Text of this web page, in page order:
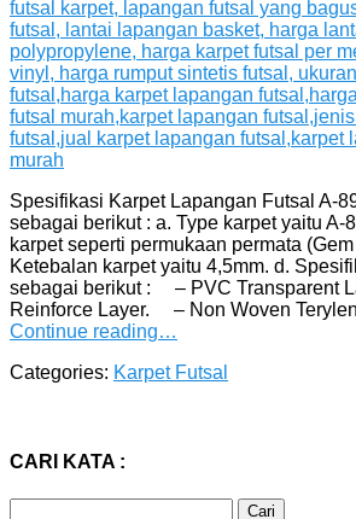
Spesifikasi Karpet Lapangan Futsal A-
sebagai berikut : a. Type karpet yaitu A-
karpet seperti permukaan permata
Ketebalan karpet yaitu 4,5mm. d.
sebagai berikut : – PVC Transparent
Reinforce Layer. – Non Woven
Continue reading…
Categories: Karpet Futsal
CARI KATA :